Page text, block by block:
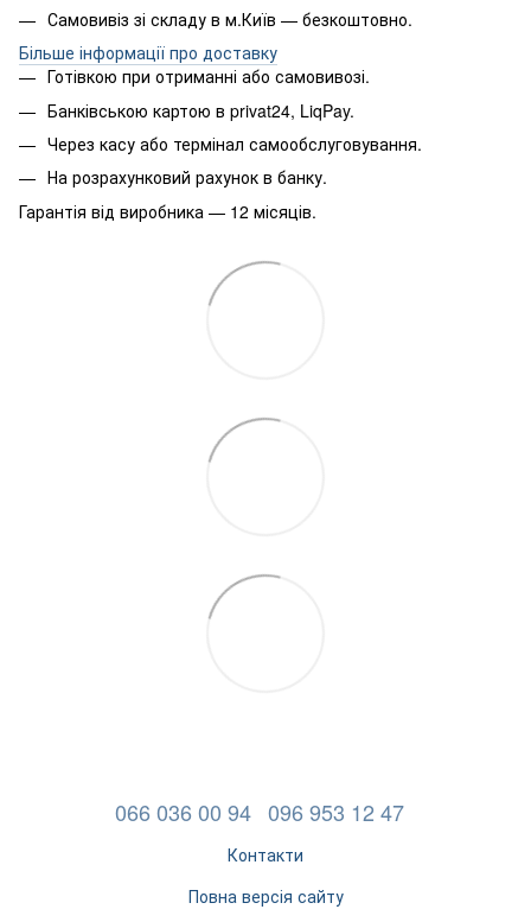
Самовивіз зі складу в м.Київ — безкоштовно.
Більше інформації про доставку
Готівкою при отриманні або самовивозі.
Банківською картою в privat24, LiqPay.
Через касу або термінал самообслуговування.
На розрахунковий рахунок в банку.
Гарантія від виробника — 12 місяців.
066 036 00 94 096 953 12 47
Контакти
Повна версія сайту